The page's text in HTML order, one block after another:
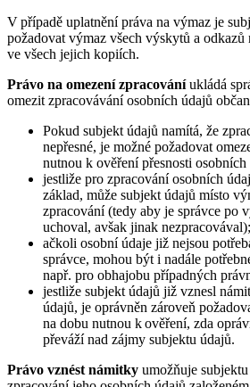
V případě uplatnění práva na výmaz je
požadovat výmaz všech výskytů a odkazů
ve všech jejich kopiích.
Právo na omezení zpracováníukládá
omezit zpracovávání osobních údajů
Pokud subjekt údajů namítá, že
nepřesné, je možné požadovat
nutnou k ověření přesnosti osobních
jestliže pro zpracování osobních
základ, může subjekt údajů místo
zpracování (tedy aby je správce po
uchoval, avšak jinak nezpracovával);
ačkoli osobní údaje již nejsou
správce, mohou být i nadále
např. pro obhajobu případných
jestliže subjekt údajů již vznesl
údajů, je oprávněn zároveň
na dobu nutnou k ověření, zda
převáží nad zájmy subjektu údajů.
Právo vznést námitky umožňuje